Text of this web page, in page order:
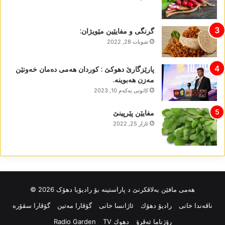
گرنگی و مفایێین مێویژان:
شوبات 28, 2022
پارێزگارێ دھوکێ : کوردان ھەمی دەمان خەونێن
مەزن ھەبوینە.
كانونی یه‌كه‌م 10, 2023
مفایێن پێرپینێ
ئازار 25, 2022
ھەمی مافێن بەلاڤکرنێ د پاراستینە بۆ رادیۆیا دھۆک 2026 ©
ناڤه‌ندا خانی
رادیۆ دهۆك ئاژانسا خانی گۆڤارا مەتین
گۆڤارا سڤۆرە
رۆژناما ئەڤرۆ
دهوك TV Radio Garden